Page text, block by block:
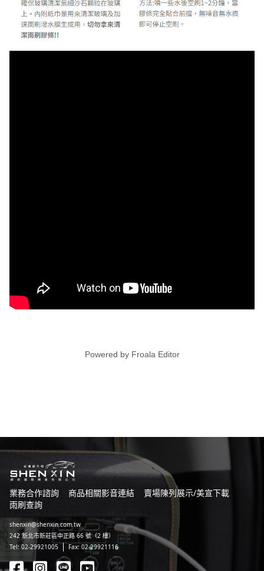
Powered by Froala Editor
業務合作諮詢 商品相關影音連結
賣場陳列展示/美宣下載
雨刷查詢
shenxin@shenxin.com.tw
242 新北市新莊區中正路 66 號（2 樓）
Tel: 02-29921005
Fax: 02-29921116